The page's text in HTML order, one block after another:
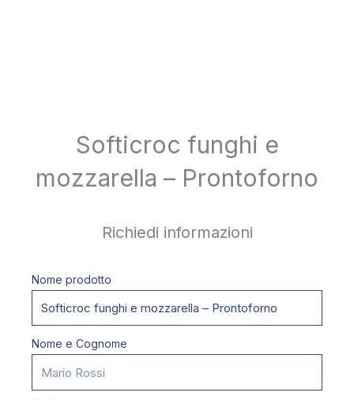
Softicroc funghi e
mozzarella – Prontoforno
Richiedi informazioni
Nome prodotto
Nome e Cognome